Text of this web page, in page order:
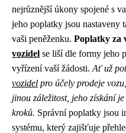
nejrůznější úkony spojené s
jeho poplatky jsou nastaveny
vaši peněženku. Poplatky za
vozidel se liší dle formy jeho
vyřízení vaší žádosti. Ať už
vozidel pro účely prodeje
jinou záležitost, jeho získání
kroků. Správní poplatky jsou
systému, který zajišťuje